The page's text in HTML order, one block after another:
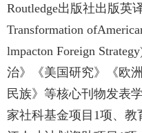
Routledge出版社出版英
Transformation
lmpacton Foreign
治》《美国研究》《欧
民族》等核心刊物发表
家社科基金项目1项、